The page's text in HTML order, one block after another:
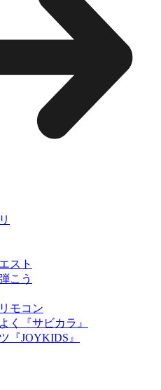
スト
こう
モコン
く『サビカラ』
『JOYKIDS』